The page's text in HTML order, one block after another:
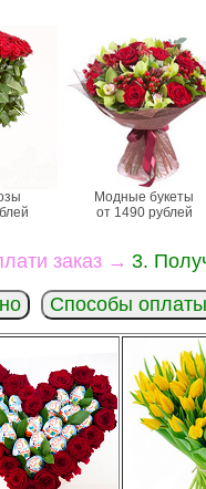
Модные букеты
от 1490 рублей
заказ → 3.
Способы оплаты